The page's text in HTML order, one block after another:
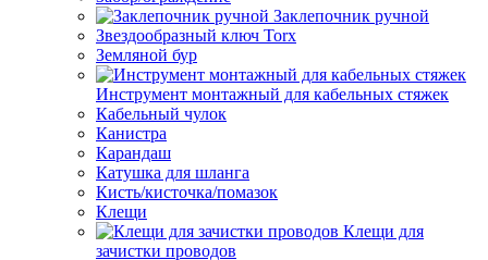
Заклепочник ручной
Звездообразный ключ Torx
Земляной бур
Инструмент монтажный для кабельных стяжек
Кабельный чулок
Канистра
Карандаш
Катушка для шланга
Кисть/кисточка/помазок
Клещи
Клещи для
зачистки проводов